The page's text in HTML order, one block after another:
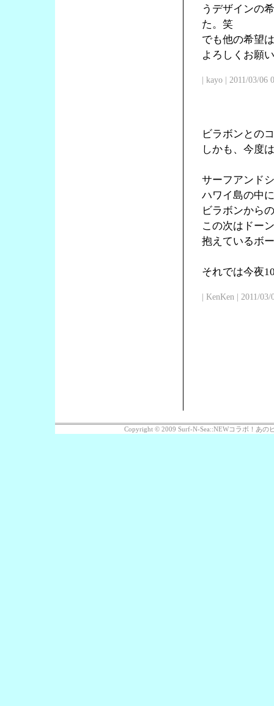
うデザインの
た。笑
でも他の希望
よろしくお願
| kayo | 2011/03/06
ビラボンとの
しかも、今度
サーフアンド
ハワイ島の中
ビラボンから
この次はドー
抱えているボ
それでは今夜
| KenKen | 2011/
Copyright © 2009 Surf-N-Sea::NEWコラボ！あの